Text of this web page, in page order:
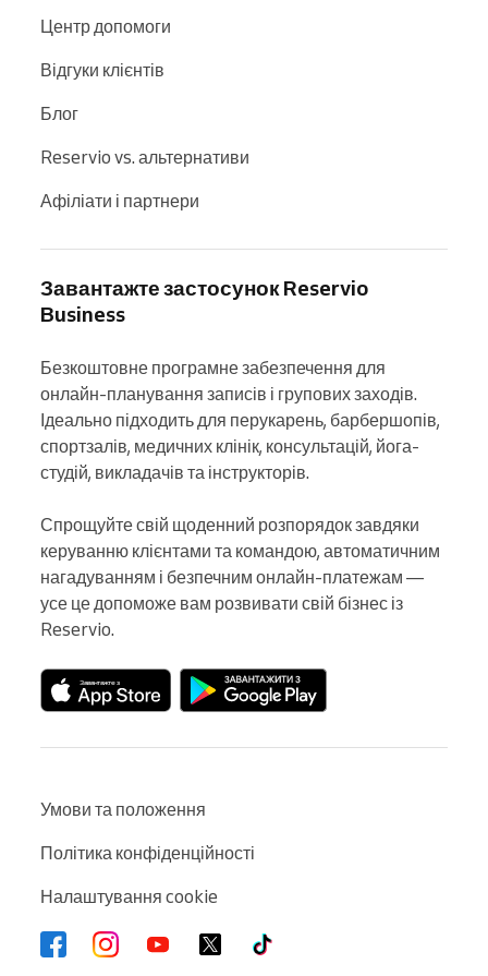
Центр допомоги
Відгуки клієнтів
Блог
Reservio vs. альтернативи
Афіліати і партнери
Завантажте застосунок Reservio
Business
Безкоштовне програмне забезпечення для
онлайн-планування записів і групових заходів.
Ідеально підходить для перукарень, барбершопів,
спортзалів, медичних клінік, консультацій, йога-
студій, викладачів та інструкторів.
Спрощуйте свій щоденний розпорядок завдяки
керуванню клієнтами та командою, автоматичним
нагадуванням і безпечним онлайн-платежам —
усе це допоможе вам розвивати свій бізнес із
Reservio.
Умови та положення
Політика конфіденційності
Налаштування cookie